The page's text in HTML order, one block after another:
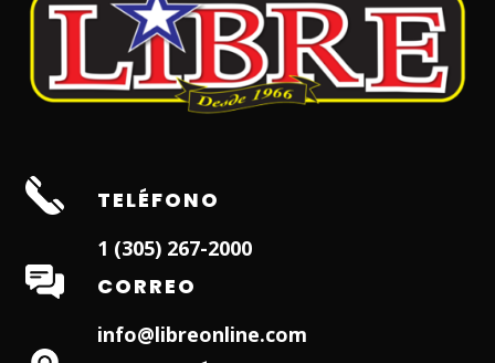
TELÉFONO
1 (305) 267-2000
CORREO
info@libreonline.com